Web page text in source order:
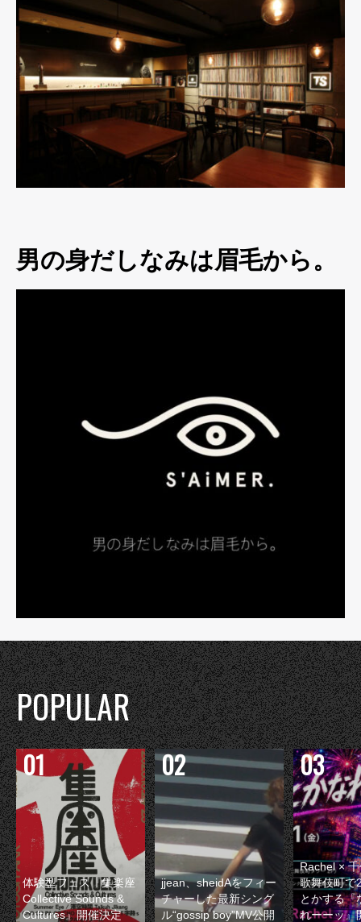
男の身だしなみは眉毛から。
POPULAR
体験型フェス『集楽座
Collective Sounds &
Cultures』開催決定
jjean、sheidAをフィー
チャーした最新シング
ル“gossip boy”MV公開
Rachel ×
歌舞伎町で
とかする『
れーーッ』